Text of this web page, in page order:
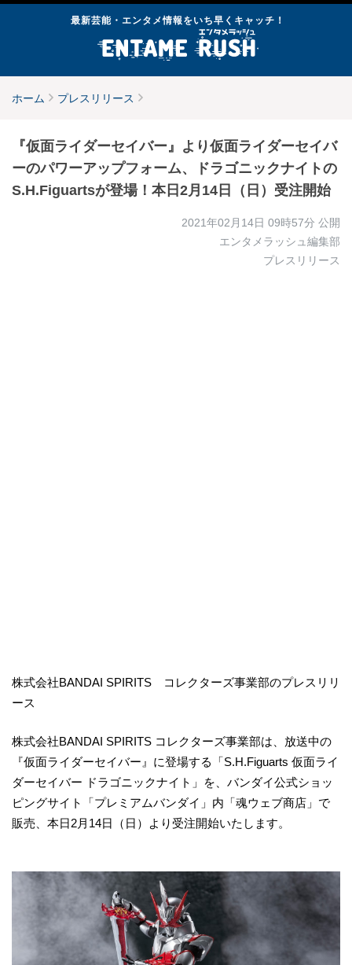
最新芸能・エンタメ情報をいち早くキャッチ！
ホーム プレスリリース
『仮面ライダーセイバー』より仮面ライダーセイバ
ーのパワーアップフォーム、ドラゴニックナイトの
S.H.Figuartsが登場！本日2月14日（日）受注開始
2021年02月14日 09時57分 公開
エンタメラッシュ編集部
プレスリリース
株式会社BANDAI SPIRITS コレクターズ事業部のプレスリリ
ース
株式会社BANDAI SPIRITS コレクターズ事業部は、放送中の
『仮面ライダーセイバー』に登場する「S.H.Figuarts 仮面ライ
ダーセイバー ドラゴニックナイト」を、バンダイ公式ショッ
ピングサイト「プレミアムバンダイ」内「魂ウェブ商店」で
販売、本日2月14日（日）より受注開始いたします。